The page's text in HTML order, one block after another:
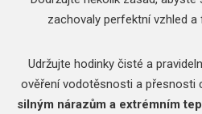
zachovaly perfektní vzhled
Udržujte hodinky čisté a
ověření vodotěsnosti a přesnosti
silným nárazům a extrémním